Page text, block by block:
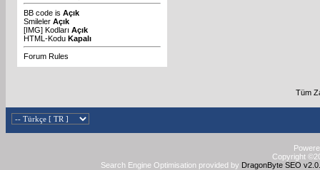
BB code is Açık
Smileler Açık
[IMG] Kodları Açık
HTML-Kodu Kapalı
Forum Rules
Tüm
Copyright
Search Engine Optimisation provided by DragonByte SEO